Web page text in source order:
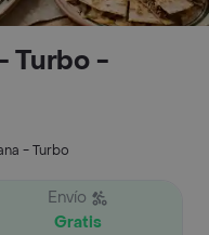
Turbo -
- Turbo
Envío
Gratis